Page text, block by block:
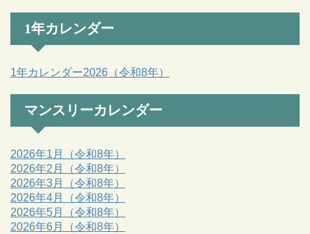
1年カレンダー
1年カレンダー2026（令和8年）
マンスリーカレンダー
2026年1月（令和8年）
2026年2月（令和8年）
2026年3月（令和8年）
2026年4月（令和8年）
2026年5月（令和8年）
2026年6月（令和8年）